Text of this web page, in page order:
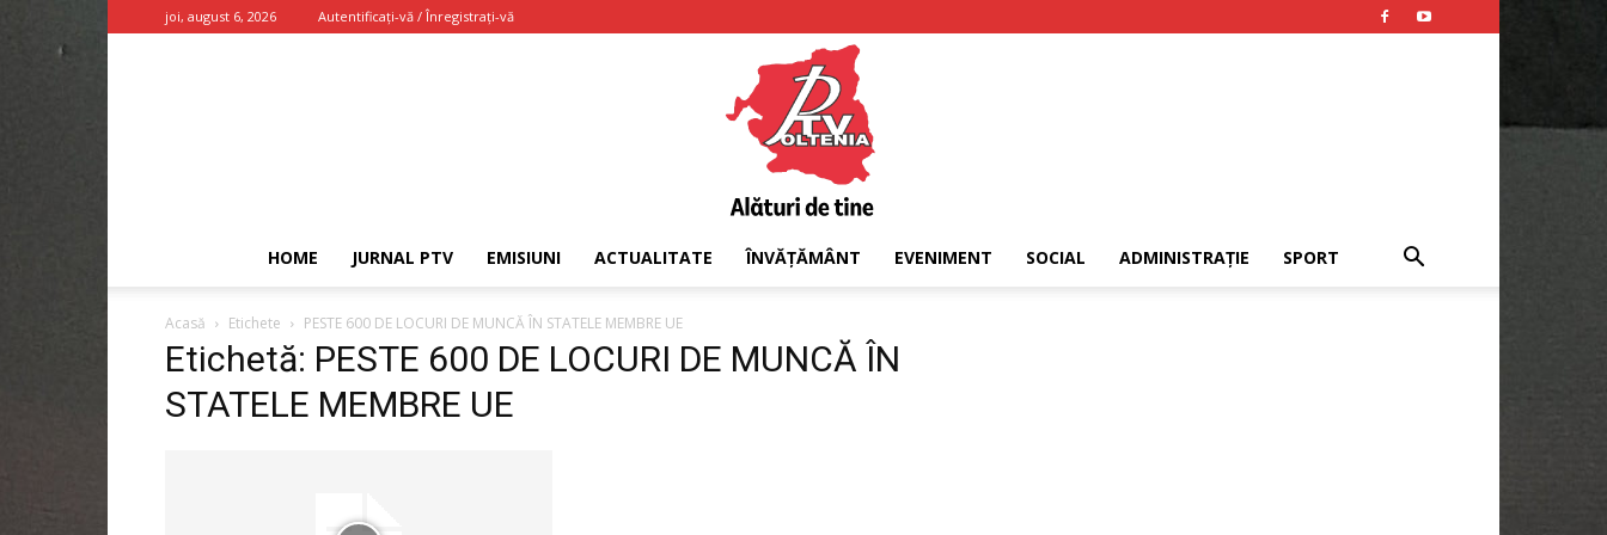
joi, august 6, 2026 Autentificați-vă / Înregistrați-vă
HOME JURNAL PTV EMISIUNI ACTUALITATE ÎNVĂȚĂMÂNT EVENIMENT SOCIAL ADMINISTRAȚIE SPORT
Acasă Etichete PESTE 600 DE LOCURI DE MUNCĂ ÎN STATELE MEMBRE UE
Etichetă: PESTE 600 DE LOCURI DE MUNCĂ ÎN
STATELE MEMBRE UE